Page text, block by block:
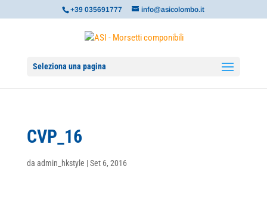
+39 035691777 info@asicolombo.it
Seleziona una pagina
CVP_16
da admin_hkstyle |Set 6, 2016